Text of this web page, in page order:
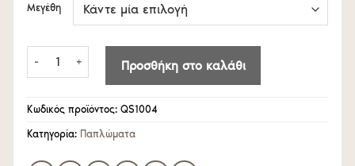
through
Μεγέθη
Πάπλωμα Softy Satin 400GSM ποσότητα
Προσθήκη στο καλάθι
Κωδικός προϊόντος: QS1004
Κατηγορία: Παπλώματα